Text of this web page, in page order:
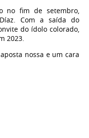
no fim de setembro,
Com a saída do
do ídolo colorado,
2023.
nossa e um cara